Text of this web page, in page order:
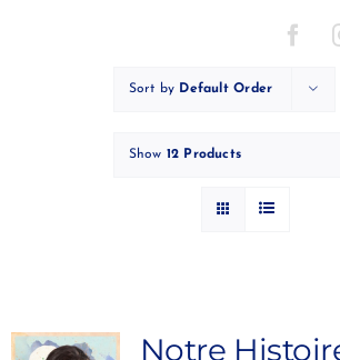
Sort by Default Order
Show 12 Products
Notre